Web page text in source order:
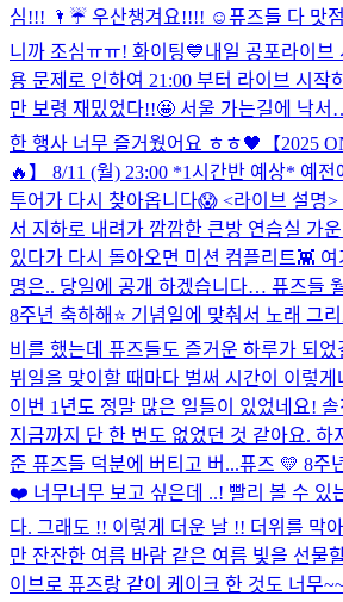
심!!! 🌂☔️ 우산챙겨요!!!! ☺️퓨즈들 다 맛
니까 조심ㅠㅠ! 화이팅💙내일 공포라이브
용 문제로 인하여 21:00 부터 라이브 시작
만 보령 재밌었다!!🤩 서울 가는길에 낙
한 행사 너무 즐거웠어요 ㅎㅎ🖤
【2025
🔥】 8/11 (월) 23:00 *1시간반 예상* 예전
투어가 다시 찾아옵니다😱 <라이브 설명>
서 지하로 내려가 깜깜한 큰방 연습실 가
있다가 다시 돌아오면 미션 컴플리트👾
명은.. 당일에 공개 하겠습니다… 퓨즈들
8주년 축하해⭐️ 기념일에 맞춰서 노래 그
비를 했는데 퓨즈들도 즐거운 하루가 되었
뷔일을 맞이할 때마다 벌써 시간이 이렇게
이번 1년도 정말 많은 일들이 있었네요!
지금까지 단 한 번도 없었던 것 같아요. 하
준 퓨즈들 덕분에 버티고 버...퓨즈 💛 8주
❤️ 너무너무 보고 싶은데 ..! 빨리 볼 수 있
다. 그래도 !! 이렇게 더운 날 !! 더위를 막
만 잔잔한 여름 바람 같은 여름 빛을 선물
이브로 퓨즈랑 같이 케이크 한 것도 너무